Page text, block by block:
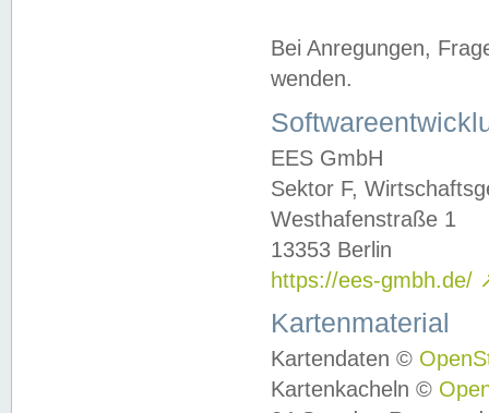
Bei Anregungen,
wenden.
EES GmbH
Sektor F,
Westhafenstraße 1
13353 Berlin
https://ees-gmbh.de/
Kartenmaterial
Kartendaten ©
Kartenkacheln ©